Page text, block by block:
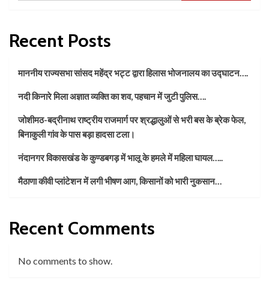
Recent Posts
माननीय राज्यसभा सांसद महेंद्र भट्ट द्वारा हिलास भोजनालय का उद्घाटन….
नदी किनारे मिला अज्ञात व्यक्ति का शव, पहचान में जुटी पुलिस….
जोशीमठ-बद्रीनाथ राष्ट्रीय राजमार्ग पर श्रद्धालुओं से भरी बस के ब्रेक फेल,
बिनाकुली गांव के पास बड़ा हादसा टला।
नंदानगर विकासखंड के कुण्डबगड़ में भालू के हमले में महिला घायल…..
मैठाणा कीवी प्लांटेशन में लगी भीषण आग, किसानों को भारी नुकसान…
Recent Comments
No comments to show.